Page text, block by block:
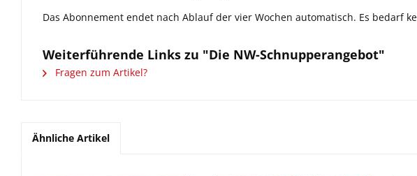
Das Abonnement endet nach Ablauf der vier Wochen automatisch. Es bedarf
Weiterführende Links zu "Die NW-Schnupperangebot"
Fragen zum Artikel?
Ähnliche Artikel